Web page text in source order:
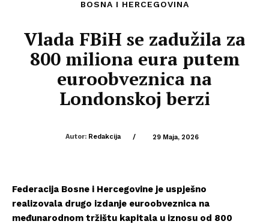
BOSNA I HERCEGOVINA
Vlada FBiH se zadužila za
800 miliona eura putem
euroobveznica na
Londonskoj berzi
Autor: Redakcija / 29 Maja, 2026
Federacija Bosne i Hercegovine je uspješno
realizovala drugo izdanje euroobveznica na
međunarodnom tržištu kapitala u iznosu od 800